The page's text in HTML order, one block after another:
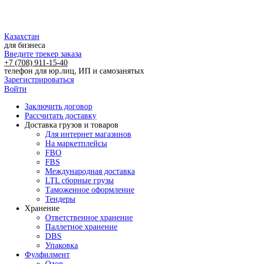
Казахстан
для бизнеса
Введите трекер заказа
+7 (708) 911-15-40
телефон для юр.лиц, ИП и самозанятых
Зарегистрироваться
Войти
Заключить договор
Рассчитать доставку
Доставка грузов и товаров
Для интернет магазинов
На маркетплейсы
FBO
FBS
Международная доставка
LTL сборные грузы
Таможенное оформление
Тендеры
Хранение
Ответственное хранение
Паллетное хранение
DBS
Упаковка
Фулфилмент